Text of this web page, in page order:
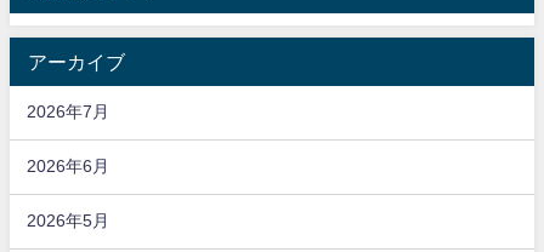
アーカイブ
2026年7月
2026年6月
2026年5月